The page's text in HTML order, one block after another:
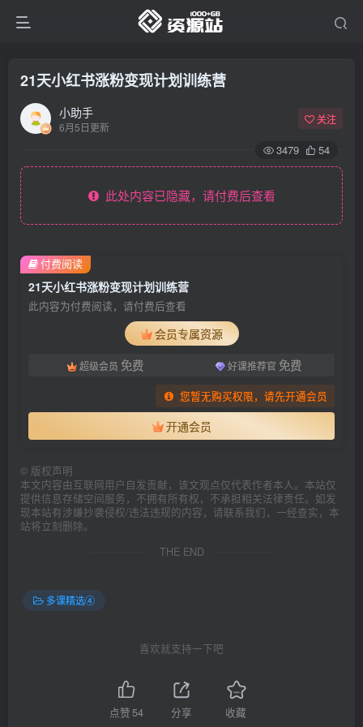
21天小红书涨粉变现计划训练营
小助手
6月5日更新
关注
3479 54
此处内容已隐藏，请付费后查看
21天小红书涨粉变现计划训练营
此内容为付费阅读，请付费后查看
会员专属资源
超级会员 免费 好课推荐官 免费
您暂无购买权限，请先开通会员
开通会员
付费阅读
© 版权声明
本文内容由互联网用户自发贡献，该文观点仅代表作者本人。本站仅
提供信息存储空间服务，不拥有所有权，不承担相关法律责任。如发
现本站有涉嫌抄袭侵权/违法违规的内容，请联系我们，一经查实，本
站将立刻删除。
THE END
多课精选④
喜欢就支持一下吧
点赞 54 分享 收藏